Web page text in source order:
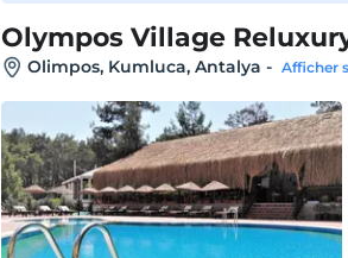
Olympos Village
Olimpos, Kumluca, Antalya - Afficher